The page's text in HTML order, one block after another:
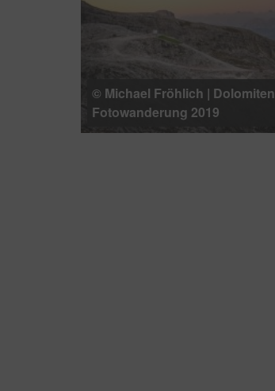
© Michael Fröhlich | Dolomiten
Fotowanderung 2019